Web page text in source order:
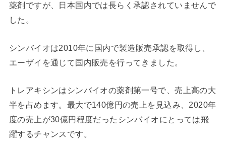
薬剤ですが、日本国内では長らく承認されていませんで
した。
シンバイオは2010年に国内で製造販売承認を取得し、
エーザイを通じて国内販売を行ってきました。
トレアキシンはシンバイオの薬剤第一号で、売上高の大
半を占めます。最大で140億円の売上を見込み、2020年
度の売上が30億円程度だったシンバイオにとっては飛
躍するチャンスです。